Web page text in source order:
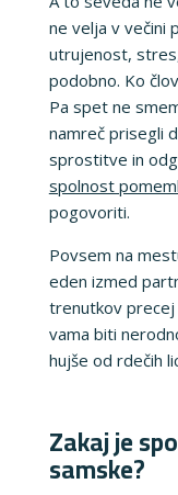
ne velja v večini
utrujenost,
podobno. Ko
Pa spet ne
namreč prisegli
sprostitve in
spolnost
pogovoriti.
Povsem na
eden izmed
trenutkov
vama biti
hujše od rdečih
Zakaj je
samske?